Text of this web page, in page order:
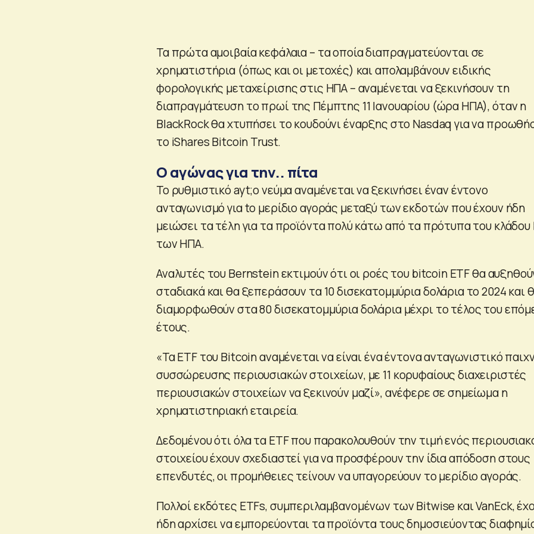
Τα πρώτα αμοιβαία κεφάλαια – τα οποία διαπραγματεύονται σε
χρηματιστήρια (όπως και οι μετοχές) και απολαμβάνουν ειδικής
φορολογικής μεταχείρισης στις ΗΠΑ – αναμένεται να ξεκινήσουν τη
διαπραγμάτευση το πρωί της Πέμπτης 11 Ιανουαρίου (ώρα ΗΠΑ), όταν η
BlackRock θα χτυπήσει το κουδούνι έναρξης στο Nasdaq για να
το iShares Bitcoin Trust.
Ο αγώνας για την.. πίτα
Το ρυθμιστικό ayt;o νεύμα αναμένεται να ξεκινήσει έναν έντονο
ανταγωνισμό για to μερίδιο αγοράς μεταξύ των εκδοτών που έχουν ήδη
μειώσει τα τέλη για τα προϊόντα πολύ κάτω από τα πρότυπα του κλάδου
των ΗΠΑ.
Αναλυτές του Bernstein εκτιμούν ότι οι ροές του bitcoin ETF θα
σταδιακά και θα ξεπεράσουν τα 10 δισεκατομμύρια δολάρια το 2024 και
διαμορφωθούν στα 80 δισεκατομμύρια δολάρια μέχρι το τέλος του
έτους.
«Τα ETF του Bitcoin αναμένεται να είναι ένα έντονα ανταγωνιστικό
συσσώρευσης περιουσιακών στοιχείων, με 11 κορυφαίους διαχειριστές
περιουσιακών στοιχείων να ξεκινούν μαζί», ανέφερε σε σημείωμα η
χρηματιστηριακή εταιρεία.
Δεδομένου ότι όλα τα ETF που παρακολουθούν την τιμή ενός
στοιχείου έχουν σχεδιαστεί για να προσφέρουν την ίδια απόδοση στους
επενδυτές, οι προμήθειες τείνουν να υπαγορεύουν το μερίδιο αγοράς.
Πολλοί εκδότες ETFs, συμπεριλαμβανομένων των Bitwise και VanEck,
ήδη αρχίσει να εμπορεύονται τα προϊόντα τους δημοσιεύοντας